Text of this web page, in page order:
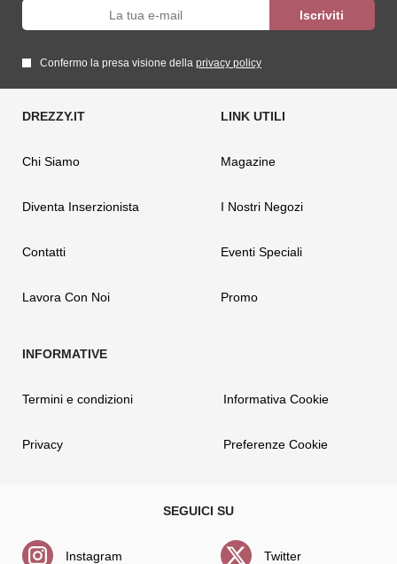
Confermo la presa visione della privacy policy
Chi Siamo
Diventa Inserzionista
Contatti
Lavora Con Noi
Magazine
I Nostri Negozi
Eventi Speciali
Promo
Termini e condizioni
Privacy
Informativa Cookie
Preferenze Cookie
Instagram Twitter